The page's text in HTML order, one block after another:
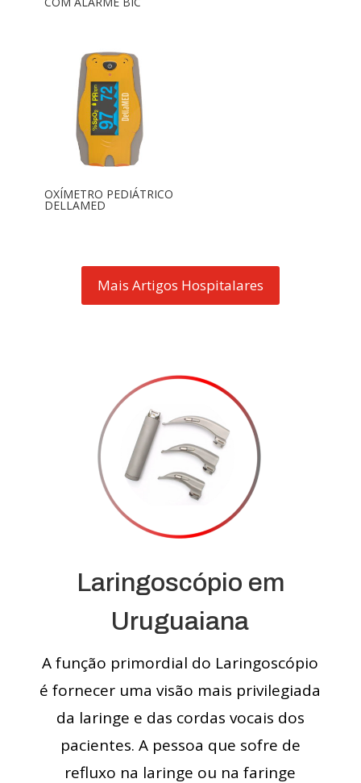
OXÍMETRO PEDIÁTRICO
DELLAMED
Mais Artigos Hospitalares
Laringoscópio em
Uruguaiana
A função primordial do Laringoscópio
é fornecer uma visão mais privilegiada
da laringe e das cordas vocais dos
pacientes. A pessoa que sofre de
refluxo na laringe ou na faringe